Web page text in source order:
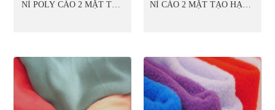
NỈ POLY CÀO 2 MẶT TẠO
NỈ CÀO 2 MẶT TẠO HẠT 1